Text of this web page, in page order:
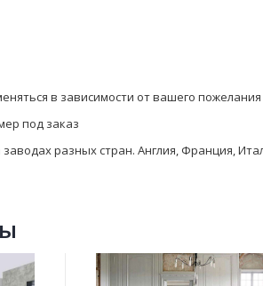
в зависимости от вашего пожелания
под заказ
разных стран. Англия, Франция,